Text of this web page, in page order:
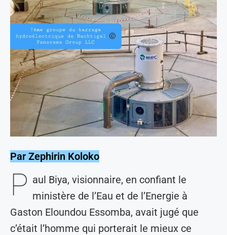
Par Zephirin Koloko
P aul Biya, visionnaire, en confiant le
ministère de l’Eau et de l’Energie à
Gaston Eloundou Essomba, avait jugé que
c’était l’homme qui porterait le mieux ce